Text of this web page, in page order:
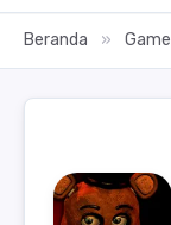
Beranda » Game